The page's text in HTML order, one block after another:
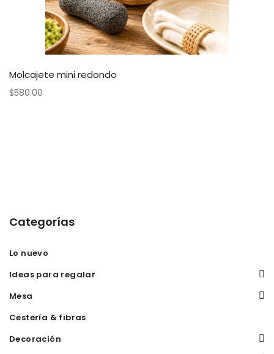
Molcajete mini redondo
$580.00
Categorías
Lo nuevo
Ideas para regalar
Mesa
Cestería & fibras
Decoración